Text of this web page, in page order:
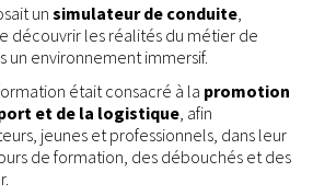
un simulateur de conduite
découvrir les réalités du métier de
un environnement immersif.
était consacré à la promotion
et de la logistique, afin
jeunes et professionnels, dans leur
de formation, des débouchés et des